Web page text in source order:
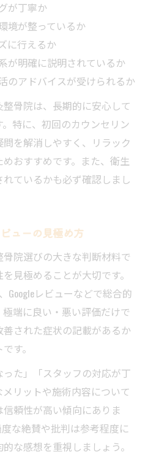
が丁寧か
境が整っているか
に行えるか
が明確に説明されているか
のアドバイスが受けられるか
骨院は、長期的に安心して
特に、初回のカウンセリン
を解消しやすく、リラック
おすすめです。また、衛生
ているかも必ず確認しまし
ューの見極め方
院選びの大きな判断材料で
見極めることが大切です。
Googleレビューなどで総合的
端に良い・悪い評価だけで
された症状の記載があるか
す。
た」「スタッフの対応が丁
リットや施術内容について
頼性が高い傾向にありま
な絶賛や批判は参考程度に
な感想を重視しましょう。